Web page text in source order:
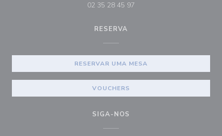
02 35 28 45 97
RESERVA
RESERVAR UMA MESA
VOUCHERS
SIGA-NOS